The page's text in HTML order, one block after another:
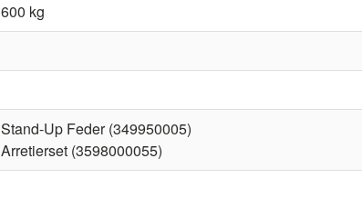
600 kg
Stand-Up Feder (349950005)
Arretierset (3598000055)